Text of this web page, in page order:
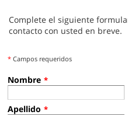
Complete el siguiente
contacto con usted en breve.
* Campos requeridos
Nombre *
Apellido *